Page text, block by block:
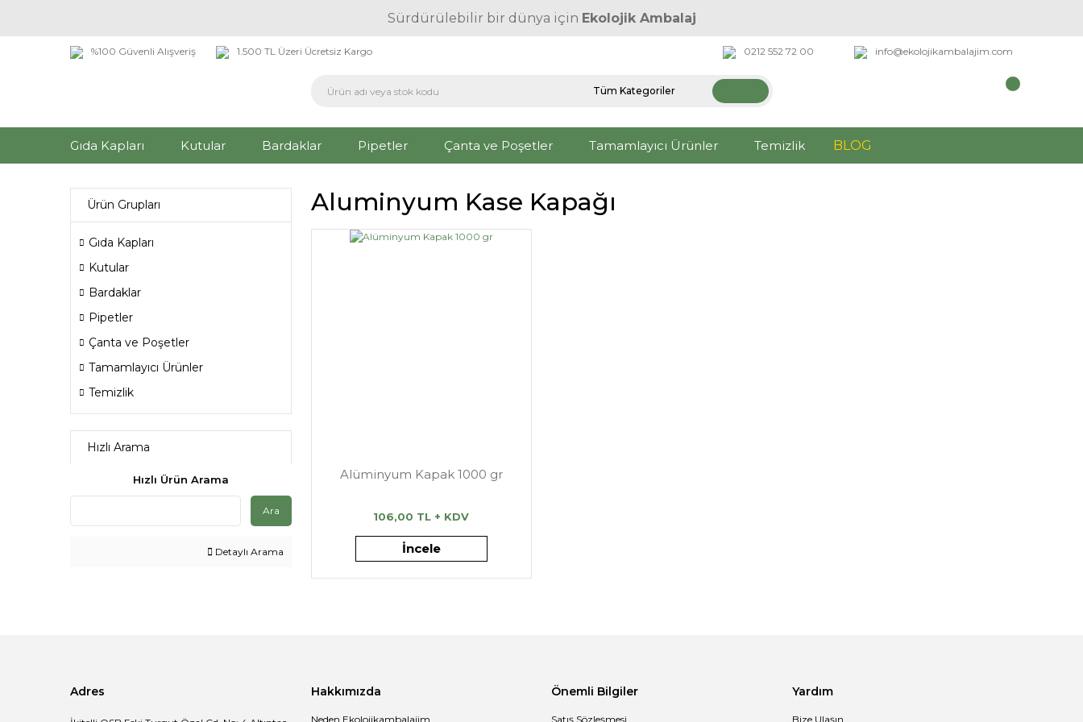
Sürdürülebilir bir dünya için Ekolojik Ambalaj
%100 Güvenli Alışveriş 1.500 TL Üzeri Ücretsiz Kargo 0212 552 72 00 info@ekolojikambalajim.com
Gıda Kapları Kutular Bardaklar Pipetler Çanta ve Poşetler Tamamlayıcı Ürünler Temizlik BLOG
Ürün Grupları
Gıda Kapları
Kutular
Bardaklar
Pipetler
Çanta ve Poşetler
Tamamlayıcı Ürünler
Temizlik
Hızlı Arama
Hızlı Ürün Arama
Ara
Detaylı Arama
Aluminyum Kase Kapağı
Alüminyum Kapak 1000 gr
106,00 TL + KDV
İncele
Adres Hakkımızda
Neden Ekolojikambalajim
Önemli Bilgiler
Satış Sözleşmesi
Yardım
Bize Ulaşın